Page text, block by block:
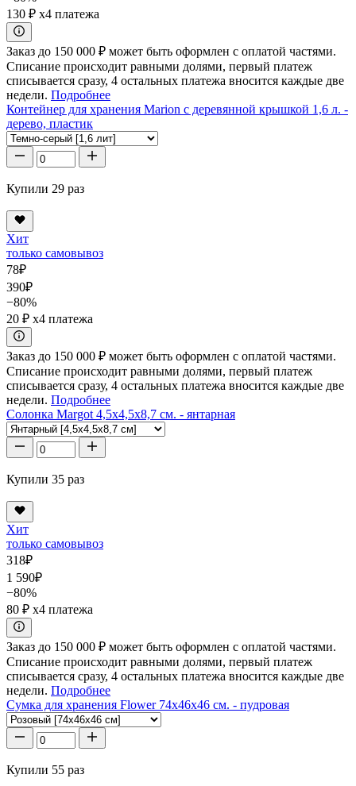
130 ₽ x4 платежа
Заказ до 150 000 ₽ может быть оформлен с оплатой частями.
Списание происходит равными долями, первый платеж
списывается сразу, 4 остальных платежа вносится каждые две
недели. Подробнее
Контейнер для хранения Marion с деревянной крышкой 1,6 л. -
дерево, пластик
Купили 29 раз
Хит
только самовывоз
78₽
390₽
−80%
20 ₽ x4 платежа
Заказ до 150 000 ₽ может быть оформлен с оплатой частями.
Списание происходит равными долями, первый платеж
списывается сразу, 4 остальных платежа вносится каждые две
недели. Подробнее
Солонка Margot 4,5x4,5x8,7 см. - янтарная
Купили 35 раз
Хит
только самовывоз
318₽
1 590₽
−80%
80 ₽ x4 платежа
Заказ до 150 000 ₽ может быть оформлен с оплатой частями.
Списание происходит равными долями, первый платеж
списывается сразу, 4 остальных платежа вносится каждые две
недели. Подробнее
Сумка для хранения Flower 74x46x46 см. - пудровая
Купили 55 раз